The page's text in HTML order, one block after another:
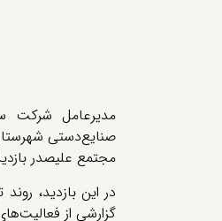
مدیرعامل شرکت
صنایع‌دستی
مجتمع علیصدر
در این بازدید،
گزارشی از